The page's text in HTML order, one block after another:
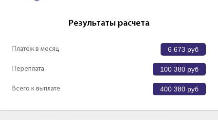
Результаты расчета
Платеж в месяц 6 673 руб
Переплата 100 380 руб
Всего к выплате 400 380 руб